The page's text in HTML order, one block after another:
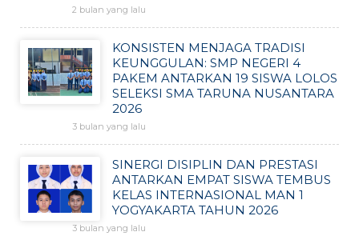
2 bulan yang lalu
KONSISTEN MENJAGA TRADISI
KEUNGGULAN: SMP NEGERI 4
PAKEM ANTARKAN 19 SISWA LOLOS
SELEKSI SMA TARUNA NUSANTARA
2026
3 bulan yang lalu
SINERGI DISIPLIN DAN PRESTASI
ANTARKAN EMPAT SISWA TEMBUS
KELAS INTERNASIONAL MAN 1
YOGYAKARTA TAHUN 2026
3 bulan yang lalu